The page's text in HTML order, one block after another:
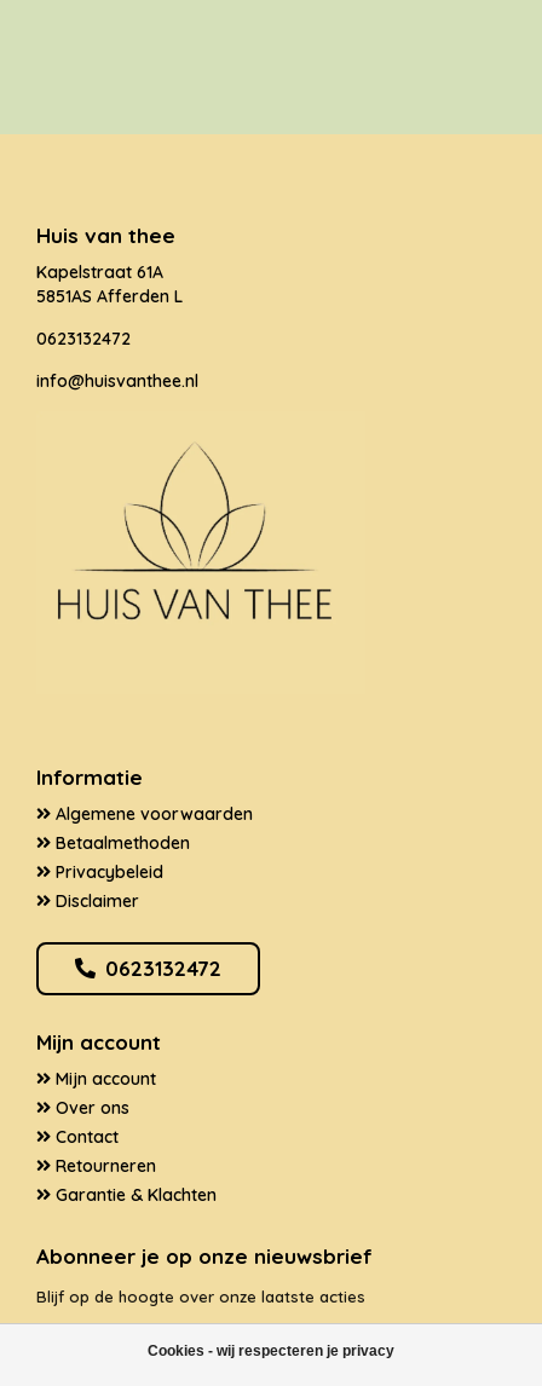
Cookies - wij respecteren je privacy
Huis van thee
Kapelstraat 61A
5851AS Afferden L
0623132472
info@huisvanthee.nl
Informatie
Algemene voorwaarden
Betaalmethoden
Privacybeleid
Disclaimer
0623132472
Mijn account
Mijn account
Over ons
Contact
Retourneren
Garantie & Klachten
Abonneer je op onze nieuwsbrief
Blijf op de hoogte over onze laatste acties